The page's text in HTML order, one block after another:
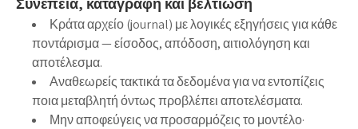
Κράτα αρχείο (journal) με λογικές εξηγήσεις για κάθε
ποντάρισμα — είσοδος, απόδοση, αιτιολόγηση και
αποτέλεσμα.
Αναθεωρείς τακτικά τα δεδομένα για να εντοπίζεις
ποια μεταβλητή όντως προβλέπει αποτελέσματα.
Μην αποφεύγεις να προσαρμόζεις το μοντέλο·